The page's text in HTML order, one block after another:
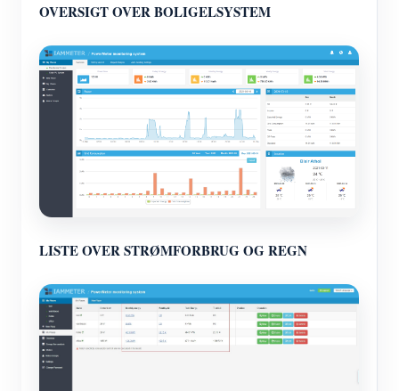
OVERSIGT OVER BOLIGELSYSTEM
LISTE OVER STRØMFORBRUG OG REGN